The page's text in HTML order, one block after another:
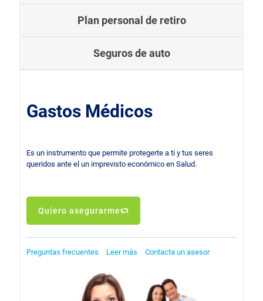
Plan personal de retiro
Seguros de auto
Gastos Médicos
Es un instrumento que permite protegerte a ti y tus seres
queridos ante el un imprevisto económico en Salud.
Quiero asegurarme
Preguntas frecuentes Leer más Contacta un asesor